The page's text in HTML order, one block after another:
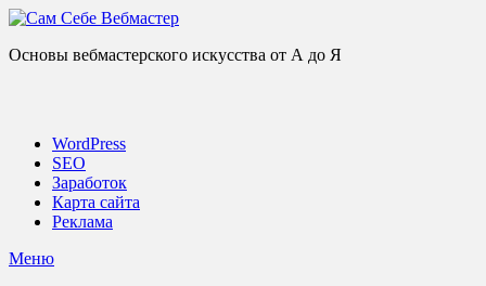
Основы вебмастерского искусства от А до Я
WordPress
SEO
Заработок
Карта сайта
Реклама
Меню